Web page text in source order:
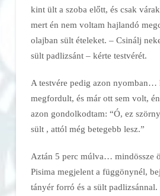
kint ült a szoba előtt, és csak
mert én nem voltam hajlandó
olajban sült ételeket. – Csinálj
sült padlizsánt – kérte testvérét.
A testvére pedig azon
megfordult, és már ott sem volt,
azon gondolkodtam: “Ó, ez
sült , attól még betegebb lesz.”
Aztán 5 perc múlva… mindössze
Pisima megjelent a függönynél,
tányér forró és a sült